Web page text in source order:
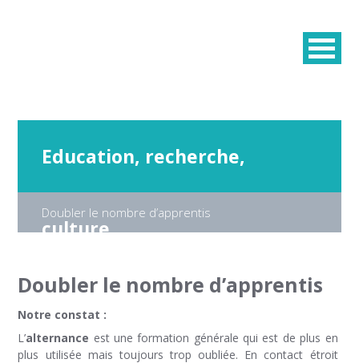
Education, recherche,
culture
Doubler le nombre d’apprentis
Doubler le nombre d’apprentis
Notre constat :
L’alternance est une formation générale qui est de plus en
plus utilisée mais toujours trop oubliée. En contact étroit